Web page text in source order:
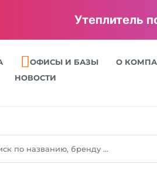
Утеплитель
ОФИСЫ И БАЗЫ О
НОВОСТИ